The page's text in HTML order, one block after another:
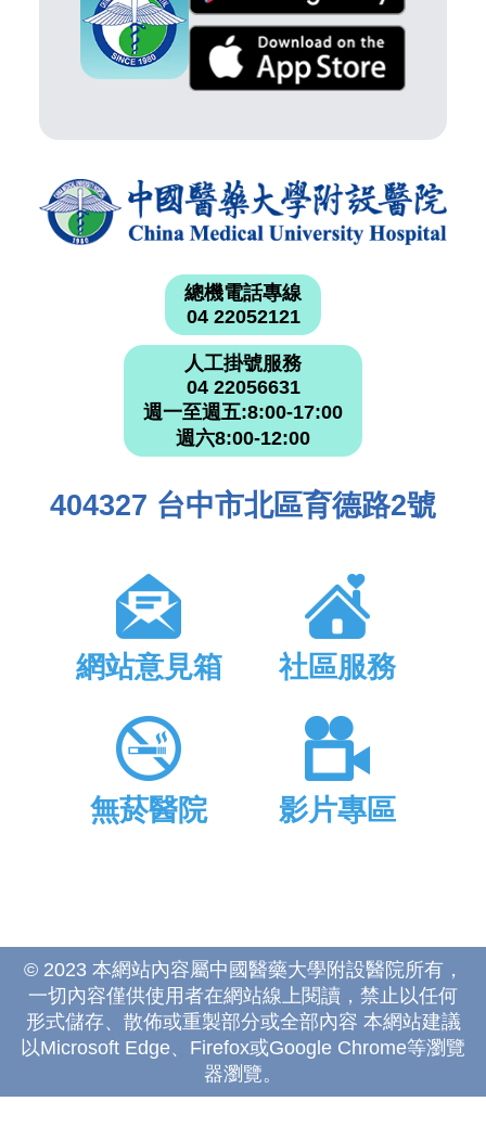
總機電話專線
04 22052121
人工掛號服務
04 22056631
週一至週五:8:00-17:00
週六8:00-12:00
404327 台中市北區育德路2號
網站意見箱 社區服務
無菸醫院 影片專區
© 2023 本網站內容屬中國醫藥大學附設醫院所有，
一切內容僅供使用者在網站線上閱讀，禁止以任何
形式儲存、散佈或重製部分或全部內容 本網站建議
以Microsoft Edge、Firefox或Google Chrome等瀏覽
器瀏覽。